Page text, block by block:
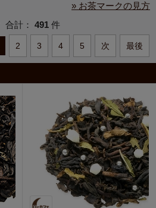
» お茶マークの見方
合計： 491 件
2 3 4 5 次 最後